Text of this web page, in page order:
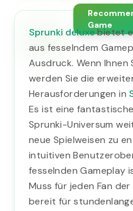
Game
Sprunki deluxebietet
aus fesselndem
Ausdruck. Wenn Ihnen
werden Sie die
Herausforderungen in
Es ist eine
Sprunki-Universum
neue Spielweisen zu
intuitiven
fesselnden Gameplay
Muss für jeden Fan
bereit für